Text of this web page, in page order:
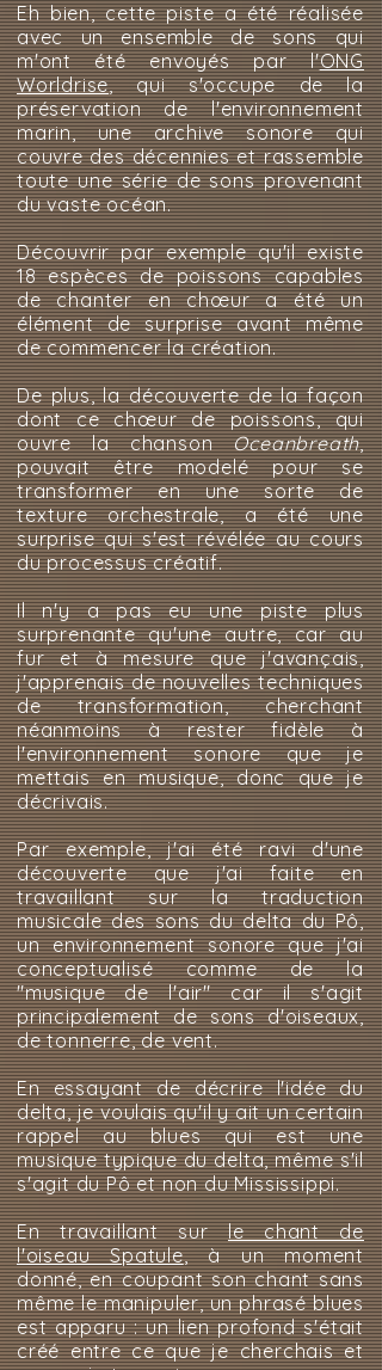
Eh bien, cette piste a été réalisée
avec un ensemble de sons qui
m'ont été envoyés par l'ONG
Worldrise, qui s'occupe de la
préservation de l'environnement
marin, une archive sonore qui
couvre des décennies et rassemble
toute une série de sons provenant
du vaste océan.
Découvrir par exemple qu'il existe
18 espèces de poissons capables
de chanter en chœur a été un
élément de surprise avant même
de commencer la création.
De plus, la découverte de la façon
dont ce chœur de poissons, qui
ouvre la chansonOceanbreath,
pouvait être modelé pour se
transformer en une sorte de
texture orchestrale, a été une
surprise qui s'est révélée au cours
du processus créatif.
Il n'y a pas eu une piste plus
surprenante qu'une autre, car au
fur et à mesure que j'avançais,
j'apprenais de nouvelles techniques
de transformation, cherchant
néanmoins à rester fidèle à
l'environnement sonore que je
mettais en musique, donc que je
décrivais.
Par exemple, j'ai été ravi d'une
découverte que j'ai faite en
travaillant sur la traduction
musicale des sons du delta du Pô,
un environnement sonore que j'ai
conceptualisé comme de la
"musique de l'air" car il s'agit
principalement de sons d'oiseaux,
de tonnerre, de vent.
En essayant de décrire l'idée du
delta, je voulais qu'il y ait un certain
rappel au blues qui est une
musique typique du delta, même s'il
s'agit du Pô et non du Mississippi.
En travaillant surle chant de
l'oiseau Spatule, à un moment
donné, en coupant son chant sans
même le manipuler, un phrasé blues
est apparu : un lien profond s'était
créé entre ce que je cherchais et